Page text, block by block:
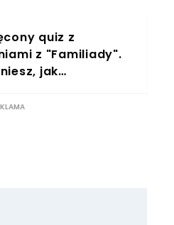
quiz z
z "Familiady".
jak